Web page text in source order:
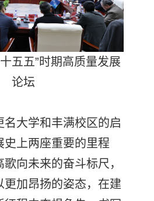
五五”时期高质量发展
论坛
大学和丰满校区的启
史上两座重要的里程
向未来的奋斗标尺，
更加昂扬的姿态，在建